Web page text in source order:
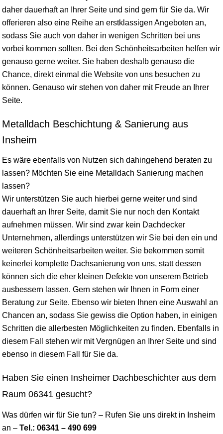
daher dauerhaft an Ihrer Seite und sind gern für Sie da. Wir
offerieren also eine Reihe an erstklassigen Angeboten an,
sodass Sie auch von daher in wenigen Schritten bei uns
vorbei kommen sollten. Bei den Schönheitsarbeiten helfen wir
genauso gerne weiter. Sie haben deshalb genauso die
Chance, direkt einmal die Website von uns besuchen zu
können. Genauso wir stehen von daher mit Freude an Ihrer
Seite.
Metalldach Beschichtung & Sanierung aus
Insheim
Es wäre ebenfalls von Nutzen sich dahingehend beraten zu
lassen? Möchten Sie eine Metalldach Sanierung machen
lassen?
Wir unterstützen Sie auch hierbei gerne weiter und sind
dauerhaft an Ihrer Seite, damit Sie nur noch den Kontakt
aufnehmen müssen. Wir sind zwar kein Dachdecker
Unternehmen, allerdings unterstützen wir Sie bei den ein und
weiteren Schönheitsarbeiten weiter. Sie bekommen somit
keinerlei komplette Dachsanierung von uns, statt dessen
können sich die eher kleinen Defekte von unserem Betrieb
ausbessern lassen. Gern stehen wir Ihnen in Form einer
Beratung zur Seite. Ebenso wir bieten Ihnen eine Auswahl an
Chancen an, sodass Sie gewiss die Option haben, in einigen
Schritten die allerbesten Möglichkeiten zu finden. Ebenfalls in
diesem Fall stehen wir mit Vergnügen an Ihrer Seite und sind
ebenso in diesem Fall für Sie da.
Haben Sie einen Insheimer Dachbeschichter aus dem
Raum 06341 gesucht?
Was dürfen wir für Sie tun? – Rufen Sie uns direkt in Insheim
an – Tel.: 06341 – 490 699